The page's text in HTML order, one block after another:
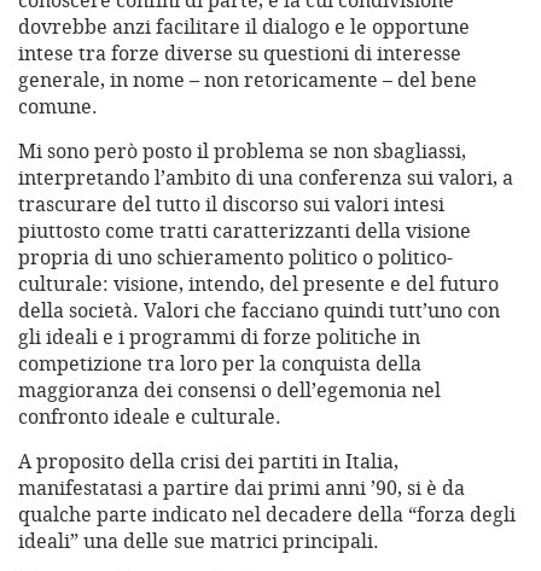
dovrebbe anzi facilitare il dialogo e le opportune
intese tra forze diverse su questioni di interesse
generale, in nome – non retoricamente – del bene
comune.
Mi sono però posto il problema se non sbagliassi,
interpretando l’ambito di una conferenza sui valori, a
trascurare del tutto il discorso sui valori intesi
piuttosto come tratti caratterizzanti della visione
propria di uno schieramento politico o politico-
culturale: visione, intendo, del presente e del futuro
della società. Valori che facciano quindi tutt’uno con
gli ideali e i programmi di forze politiche in
competizione tra loro per la conquista della
maggioranza dei consensi o dell’egemonia nel
confronto ideale e culturale.
A proposito della crisi dei partiti in Italia,
manifestatasi a partire dai primi anni ’90, si è da
qualche parte indicato nel decadere della “forza degli
ideali” una delle sue matrici principali.